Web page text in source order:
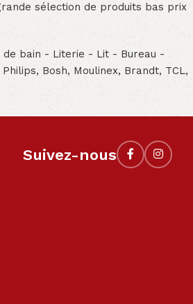
sélection de produits bas prix
bain - Literie - Lit - Bureau -
Bosh, Moulinex, Brandt, TCL,
Suivez-nous